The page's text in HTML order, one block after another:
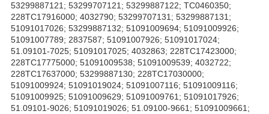
53299887121; 53299707121; 53299887122; TC0460350;
228TC17916000; 4032790; 53299707131; 53299887131;
51091017026; 53299887132; 51091009694; 51091009926;
51091007789; 2837587; 51091007926; 51091017024;
51.09101-7025; 51091017025; 4032863; 228TC17423000;
228TC17775000; 51091009538; 51091009539; 4032722;
228TC17637000; 53299887130; 228TC17030000;
51091009924; 51091019024; 51091007116; 51091009116;
51091009925; 51091009629; 51091009761; 51091017926;
51.09101-9026; 51091019026; 51.09100-9661; 51091009661;